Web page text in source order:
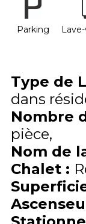
Parking
Type de
dans
Nombre
pièce
Nom de
Chalet :